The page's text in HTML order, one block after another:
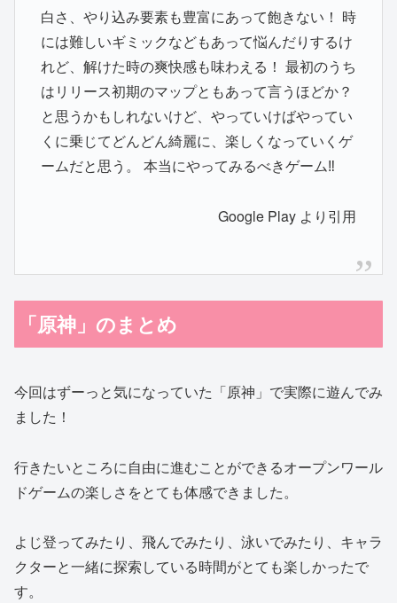
白さ、やり込み要素も豊富にあって飽きない！ 時
には難しいギミックなどもあって悩んだりするけ
れど、解けた時の爽快感も味わえる！ 最初のうち
はリリース初期のマップともあって言うほどか？
と思うかもしれないけど、やっていけばやってい
くに乗じてどんどん綺麗に、楽しくなっていくゲ
ームだと思う。 本当にやってみるべきゲーム‼️
Google Play より引用
「原神」のまとめ
今回はずーっと気になっていた「原神」で実際に遊んでみ
ました！
行きたいところに自由に進むことができるオープンワール
ドゲームの楽しさをとても体感できました。
よじ登ってみたり、飛んでみたり、泳いでみたり、キャラ
クターと一緒に探索している時間がとても楽しかったで
す。